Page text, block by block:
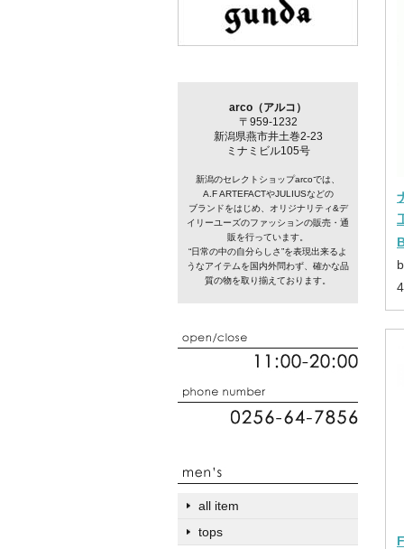
arco（アルコ）
〒959-1232
新潟県燕市井土巻2-23
ミナミビル105号
新潟のセレクトショップarcoでは、
A.F ARTEFACTやJULIUSなどの
ブランドをはじめ、オリジナリティ&デ
イリーユーズのファッションの販売・通
販を行っています。
“日常の中の自分らしさ”を表現出来るよ
うなアイテムを国内外問わず、確かな品
質の物を取り揃えております。
all item
tops